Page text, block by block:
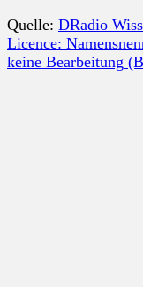
Quelle: DRadio
Licence:
keine Bearbeitung